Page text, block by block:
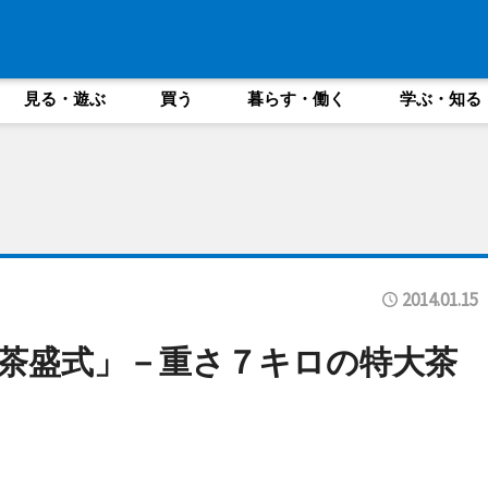
見る・遊ぶ 買う 暮らす・働く 学ぶ・知る
2014.01.15
盛式」－重さ７キロの特大茶